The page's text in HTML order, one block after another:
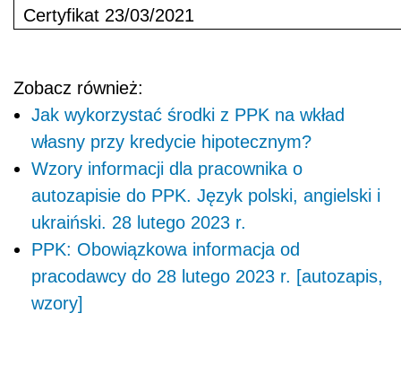
Certyfikat 23/03/2021
Zobacz również:
Jak wykorzystać środki z PPK na wkład
własny przy kredycie hipotecznym?
Wzory informacji dla pracownika o
autozapisie do PPK. Język polski, angielski i
ukraiński. 28 lutego 2023 r.
PPK: Obowiązkowa informacja od
pracodawcy do 28 lutego 2023 r. [autozapis,
wzory]